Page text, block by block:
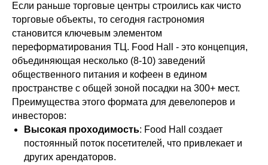
Если раньше торговые центры строились как чисто
торговые объекты, то сегодня гастрономия
становится ключевым элементом
переформатирования ТЦ. Food Hall - это концепция,
объединяющая несколько (8-10) заведений
общественного питания и кофеен в едином
пространстве с общей зоной посадки на 300+ мест.
Преимущества этого формата для девелоперов и
инвесторов:
Высокая проходимость: Food Hall создает
постоянный поток посетителей, что привлекает и
других арендаторов.